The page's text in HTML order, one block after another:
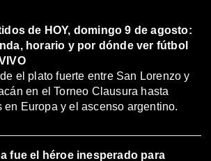
de HOY, domingo 9 de agosto:
horario y por dónde ver fútbol
el plato fuerte entre San Lorenzo y
en el Torneo Clausura hasta
en Europa y el ascenso argentino.
fue el héroe inesperado para